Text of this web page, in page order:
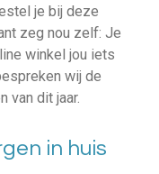
je bij deze
zeg nou zelf: Je
winkel jou iets
wij de
van dit jaar.
in huis